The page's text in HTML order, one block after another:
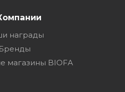
награды
Бренды
магазины BIOFA